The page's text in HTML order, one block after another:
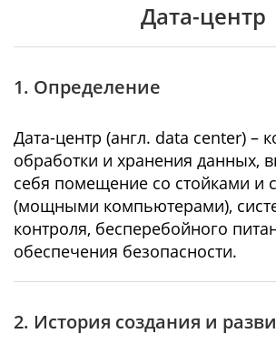
Дата-центр
1. Определение
Дата-центр (англ. data center) –
обработки и хранения данных,
себя помещение со стойками и
(мощными компьютерами),
контроля, бесперебойного
обеспечения безопасности.
2. История создания и